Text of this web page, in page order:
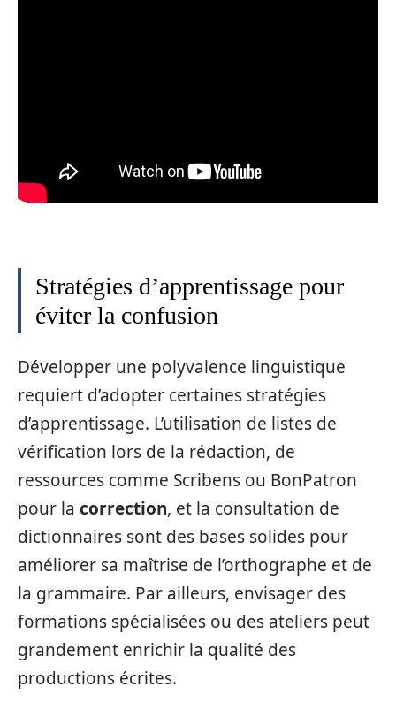
Stratégies d’apprentissage pour
éviter la confusion
Développer une polyvalence linguistique
requiert d’adopter certaines stratégies
d’apprentissage. L’utilisation de listes de
vérification lors de la rédaction, de
ressources comme Scribens ou BonPatron
pour la correction, et la consultation de
dictionnaires sont des bases solides pour
améliorer sa maîtrise de l’orthographe et de
la grammaire. Par ailleurs, envisager des
formations spécialisées ou des ateliers peut
grandement enrichir la qualité des
productions écrites.